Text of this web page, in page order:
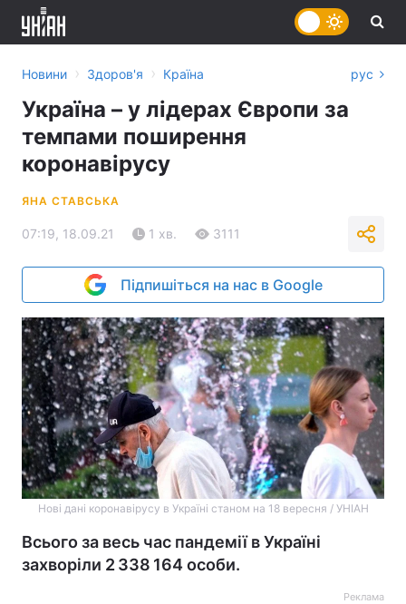
Новини › Здоров'я › Країна рус
Україна – у лідерах Європи за
темпами поширення
коронавірусу
ЯНА СТАВСЬКА
07:19, 18.09.21 1 хв. 3111
Підпишіться на нас в Google
Нові дані коронавірусу в Україні станом на 18 вересня / УНІАН
Всього за весь час пандемії в Україні
захворіли 2 338 164 особи.
Реклама